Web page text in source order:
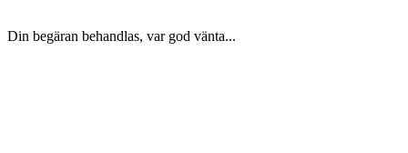
Din begäran behandlas, var god vänta...